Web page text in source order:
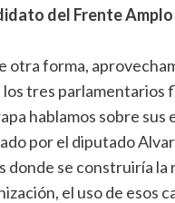
del Frente Amplo
otra forma,
los tres parlamentarios
hablamos sobre
por el diputado
donde se construiría la
el uso de esos